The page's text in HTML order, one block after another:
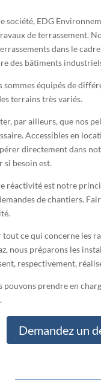
société, EDG
de terrassement.
dans le
des bâtiments
sommes équipés de
terrains très variés.
par ailleurs, que nos
Accessibles en
directement dans
si besoin est.
réactivité est notre
de chantiers.
tout ce qui concerne les
nous préparons les
respectivement,
pouvons prendre en
Demandez un